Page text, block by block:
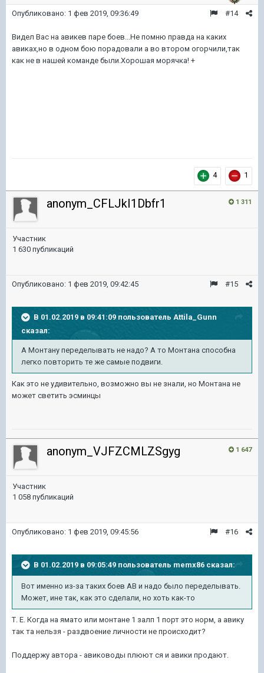
#14
Опубликовано: 1 фев 2019, 09:36:49
Видел Вас на авикев паре боев...Не помню правда на каких
авиках,но в одном бою порадовали а во втором огорчили,так
как не в нашей команде были.Хорошая морячка! +
4 1
1 311
anonym_CFLJkI1Dbfr1
Участник
1 630 публикаций
#15
Опубликовано: 1 фев 2019, 09:42:45
В 01.02.2019 в 09:41:09 пользователь Attila_Gunn
сказал:
А Монтану переделывать не надо? А то Монтана способна
легко повторить те же самые подвиги.
Как это не удивительно, возможно вы не знали, но Монтана не
может светить эсминцы
1 647
anonym_VJFZCMLZSgyg
Участник
1 058 публикаций
#16
Опубликовано: 1 фев 2019, 09:45:56
В 01.02.2019 в 09:05:49 пользователь memx86 сказал:
Вот именно из-за таких боев АВ и надо было переделывать.
Может, ине так, как это сделали, но хоть как-то
Т. Е. Когда на ямато или монтане 1 залп 1 порт это норм, а авику
так та нельзя - раздвоение личности не происходит?
Поддержу автора - авиководы плюют ся и авики продают.